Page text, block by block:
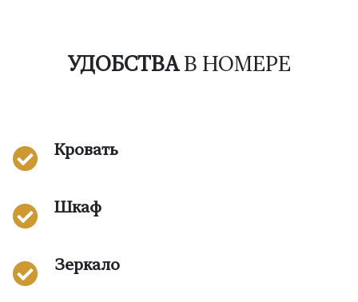
УДОБСТВАВ НОМЕРЕ
Кровать
Шкаф
Зеркало